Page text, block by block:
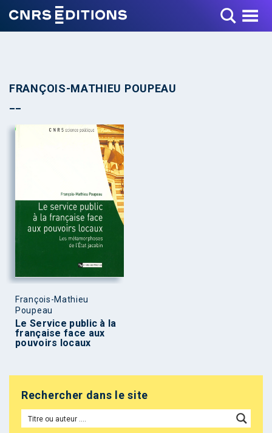
Toggle Menu
FRANÇOIS-MATHIEU POUPEAU
François-Mathieu
Poupeau
Le Service public à la
française face aux
pouvoirs locaux
Rechercher dans le site